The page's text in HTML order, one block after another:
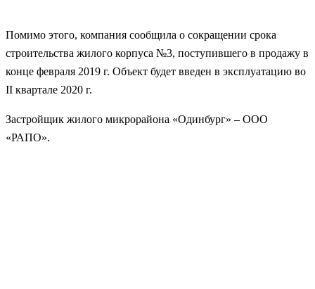
Помимо этого, компания сообщила о сокращении срока
строительства жилого корпуса №3, поступившего в продажу в
конце февраля 2019 г. Объект будет введен в эксплуатацию во
II квартале 2020 г.
Застройщик жилого микрорайона «Одинбург» – ООО
«РАПО».